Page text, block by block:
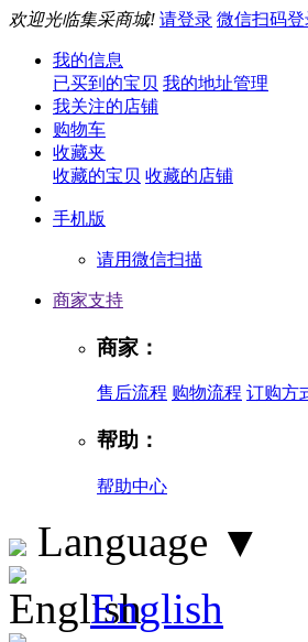
欢迎光临集采商城! 请登录 微信扫码登
我的信息
已买到的宝贝 我的地址管理
我关注的店铺
购物车
收藏夹
收藏的宝贝 收藏的店铺
手机版
请用微信扫描
商家支持
商家：
售后流程 购物流程 订购方
帮助：
帮助中心
Language ▼
English